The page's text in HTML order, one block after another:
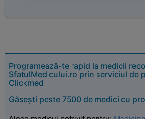
Programează-te rapid la medicii
SfatulMedicului.ro prin serviciul de
Clickmed
Găsești peste 7500 de medici cu